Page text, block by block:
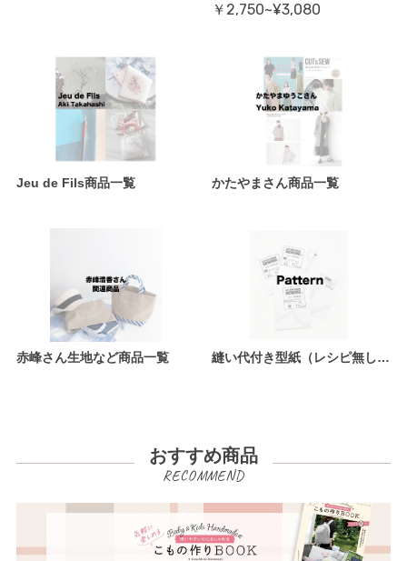
￥2,750~¥3,080
Jeu de Fils商品一覧 かたやまさん商品一覧
赤峰さん生地など商品一覧 縫い代付き型紙（レシピ無し）商品一覧
おすすめ商品